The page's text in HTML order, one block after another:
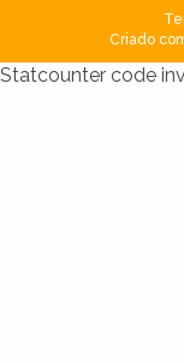
Criado
Statcounter code